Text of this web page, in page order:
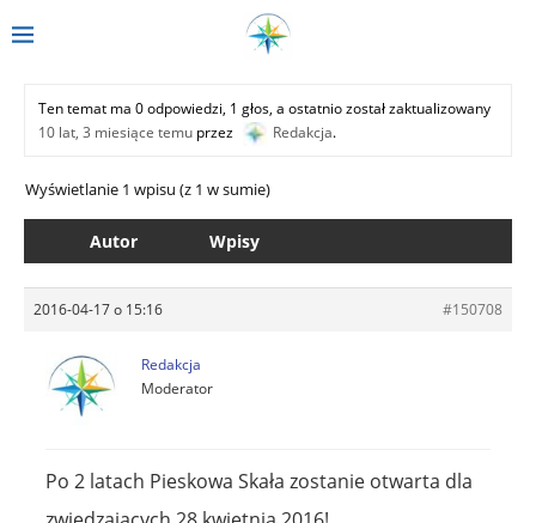
Ten temat ma 0 odpowiedzi, 1 głos, a ostatnio został zaktualizowany
10 lat, 3 miesiące temu przez Redakcja.
Wyświetlanie 1 wpisu (z 1 w sumie)
Autor Wpisy
2016-04-17 o 15:16 #150708
Redakcja
Moderator
Po 2 latach Pieskowa Skała zostanie otwarta dla